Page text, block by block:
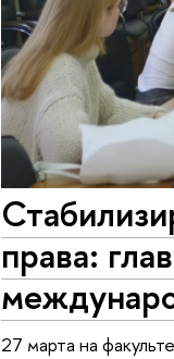
права:
27 марта на